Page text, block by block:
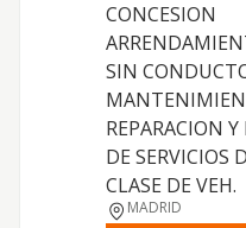
CONCESION
SIN
REPARACION
DE SERVICIOS
CLASE DE VEH.
MADRID